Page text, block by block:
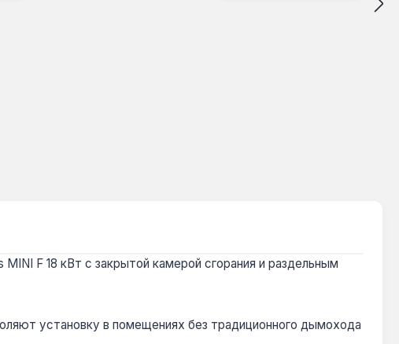
F 18 кВт с закрытой камерой сгорания и раздельным
установку в помещениях без традиционного дымохода